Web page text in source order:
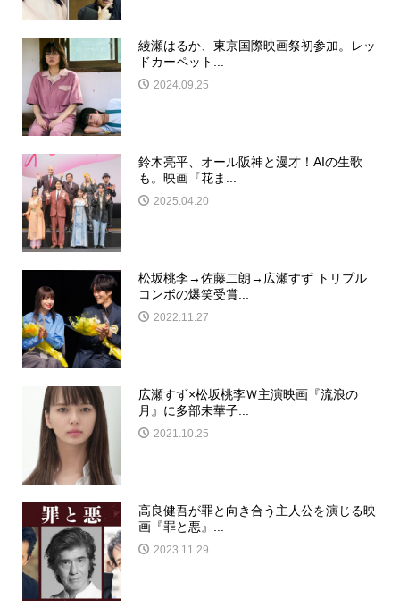
綾瀬はるか、東京国際映画祭初参加。レッ
ドカーペット...
2024.09.25
鈴木亮平、オール阪神と漫才！AIの生歌
も。映画『花ま...
2025.04.20
松坂桃李→佐藤二朗→広瀬すず トリプル
コンボの爆笑受賞...
2022.11.27
広瀬すず×松坂桃李Ｗ主演映画『流浪の
月』に多部未華子...
2021.10.25
高良健吾が罪と向き合う主人公を演じる映
画『罪と悪』...
2023.11.29